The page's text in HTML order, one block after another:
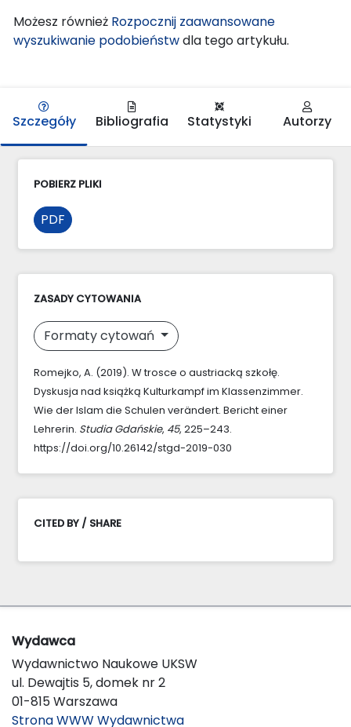
Możesz również Rozpocznij zaawansowane
wyszukiwanie podobieństwdla tego artykułu.
Szczegóły Bibliografia Statystyki Autorzy
POBIERZ PLIKI
PDF
ZASADY CYTOWANIA
Formaty cytowań
Romejko, A. (2019). W trosce o austriacką szkołę.
Dyskusja nad książką Kulturkampf im Klassenzimmer.
Wie der Islam die Schulen verändert. Bericht einer
Lehrerin. Studia Gdańskie, 45, 225–243.
https://doi.org/10.26142/stgd-2019-030
CITED BY / SHARE
Wydawca
Wydawnictwo Naukowe UKSW
ul. Dewajtis 5, domek nr 2
01-815 Warszawa
Strona WWW Wydawnictwa